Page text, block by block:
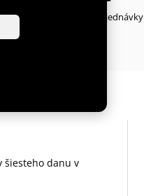
75 € do hmotnosti objednávky
šiesteho danu v